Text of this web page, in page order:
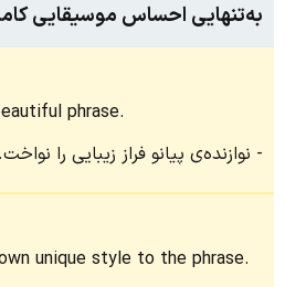
به‌تنهایی احساس موسیقایی
phrase.
نوازنده‌ی پیانو فراز زیبایی را نواخت.
unique style to the phrase.